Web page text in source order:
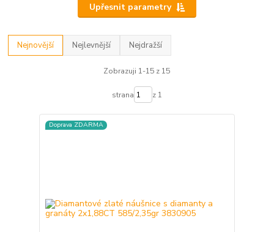
Upřesnit parametry
Nejnovější Nejlevnější Nejdražší
Zobrazuji 1-15 z 15
strana z 1
Doprava ZDARMA